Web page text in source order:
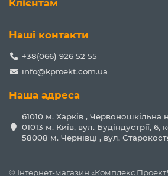
Клієнтам
Наші контакти
+38(066) 926 52 55
info@kproekt.com.ua
Наша адреса
61010 м. Харків , Червоношкільна
01013 м. Київ, вул. Будіндустрії, 6,
58008 м. Чернівці , вул.
© Інтернет-магазин «Комплекс